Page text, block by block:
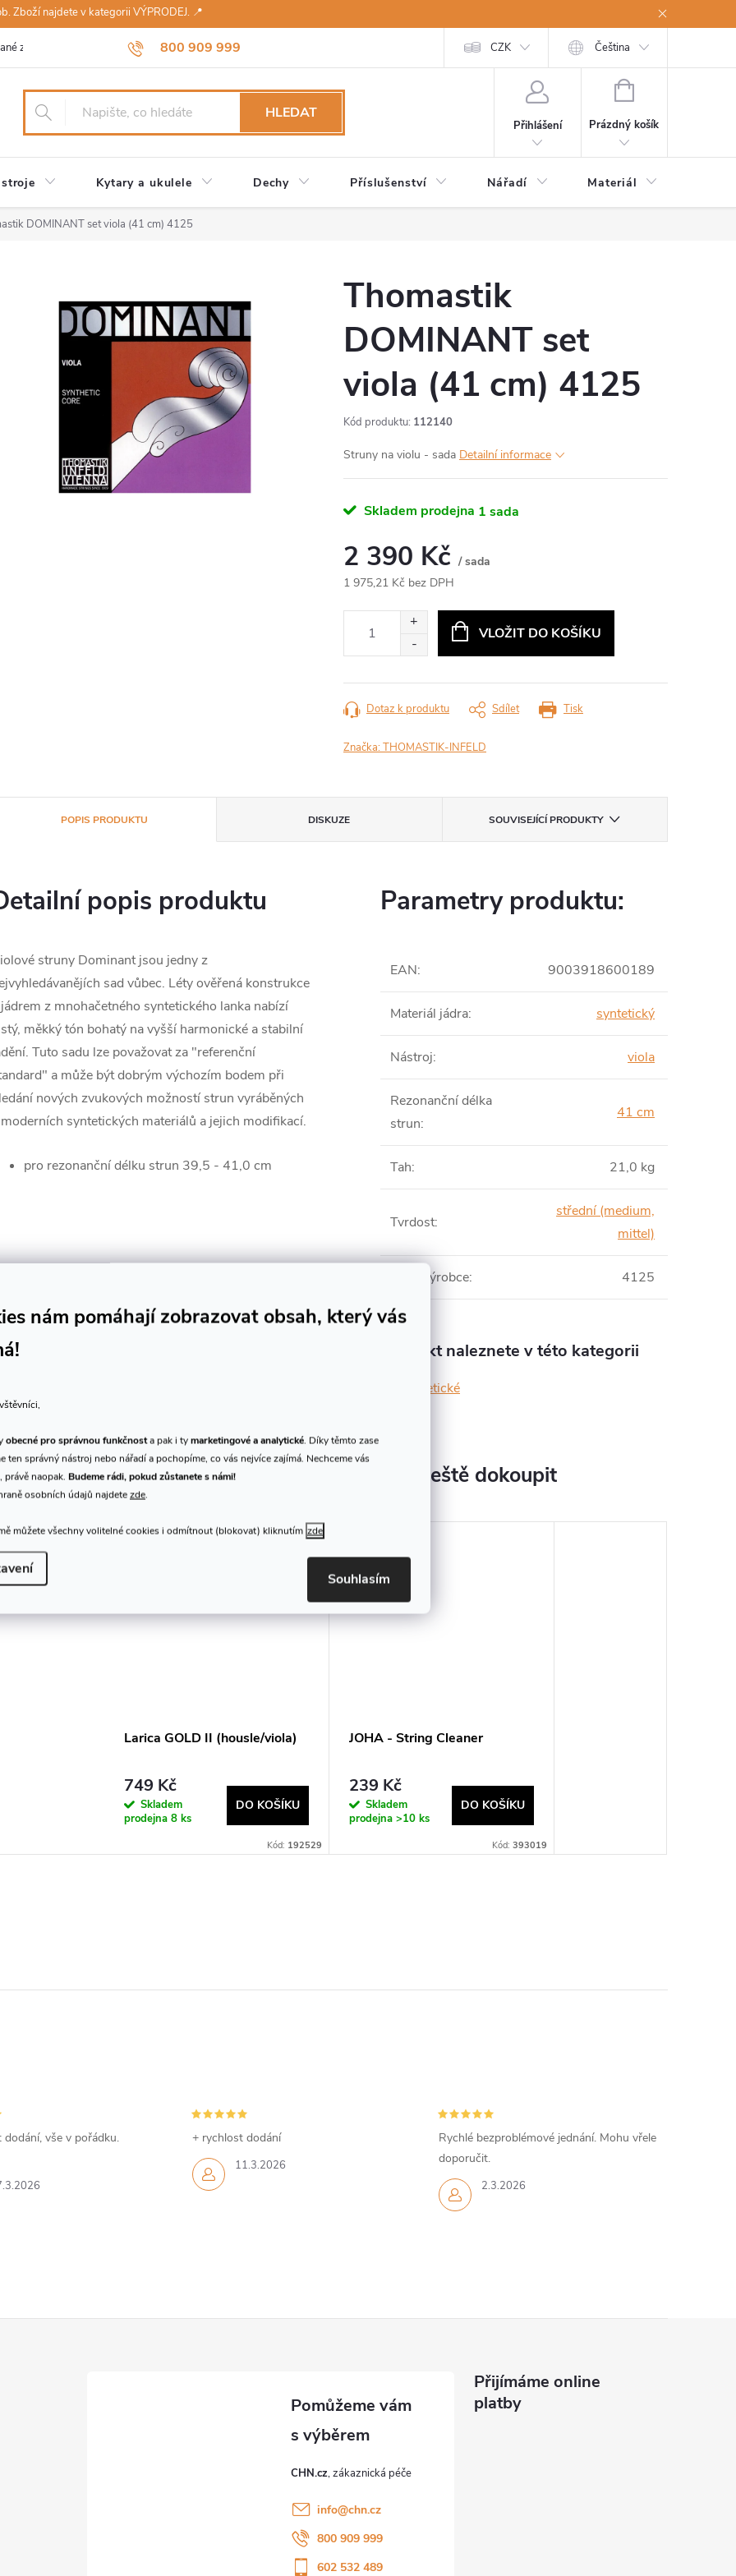
nám pomáhají zobrazovat obsah, který vás
obecné pro správnou funkčnosta pak i tymarketingové a analytické. Díky těmto zase
ten správný nástroj nebo nářadí a pochopíme, co vás nejvíce zajímá. Nechceme vás
právě naopak. Budeme rádi, pokud zůstanete s námi!
osobních údajů najdetezde.
můžete všechny volitelné cookies i odmítnout (blokovat) kliknutím zde
Souhlasím
Zboží najdete v kategorii VÝPRODEJ. 📍
800 909 999
značky Návody a údržba Reklamace Odstoupení od kupní smlouvy
CZK Čeština
HLEDAT
Přihlášení
NÁKUPNÍ
Prázdný košík
Kytary a ukulele Dechy Příslušenství Nářadí Materiál
DOMINANT set viola (41 cm) 4125
Thomastik
DOMINANT set
viola (41 cm) 4125
Kód produktu: 112140
Struny na violu - sada Detailní informace
Skladem prodejna 1 sada
2 390 Kč / sada
1 975,21 Kč bez DPH
VLOŽIT DO KOŠÍKU
Tisk
Dotaz k produktu Sdílet
Značka:THOMASTIK-INFELD
POPIS PRODUKTU DISKUZE SOUVISEJÍCÍ PRODUKTY
popis produktu
struny Dominant jsou jedny z
sad vůbec. Léty ověřená konstrukce
z mnohačetného syntetického lanka nabízí
měkký tón bohatý na vyšší harmonické a stabilní
Tuto sadu lze považovat za "referenční
a může být dobrým výchozím bodem při
nových zvukových možností strun vyráběných
syntetických materiálů a jejich modifikací.
pro rezonanční délku strun 39,5 - 41,0 cm
Parametry produktu:
EAN: 9003918600189
Materiál jádra: syntetický
Nástroj: viola
Rezonanční délka
strun:
41 cm
Tah: 21,0 kg
Tvrdost:
střední (medium,
mittel)
Číslo výrobce: 4125
Produkt naleznete v této kategorii
syntetické
K tomuto produktu doporučujeme ještě dokoupit
Larica GOLD II (housle/viola)
749 Kč
Skladem
prodejna 8 ks
DO KOŠÍKU
Kód: 192529
JOHA - String Cleaner
239 Kč
Skladem
prodejna >10 ks
DO KOŠÍKU
Kód: 393019
vše v pořádku.
11.3.2026
+ rychlost dodání
2.3.2026
Rychlé bezproblémové jednání. Mohu vřele
doporučit.
CHN.cz
info@chn.cz
800 909 999
602 532 489
Přijímáme online
platby